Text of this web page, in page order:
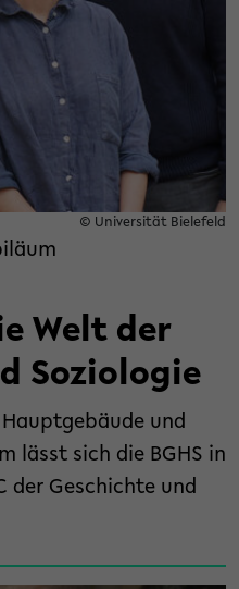
© Universität Bielefeld
Welt der
Soziologie
und
lässt sich die BGHS in
der Geschichte und